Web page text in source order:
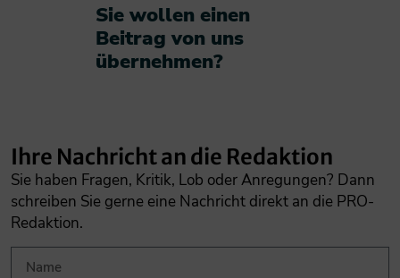
Sie wollen einen
Beitrag von uns
übernehmen?​
Ihre Nachricht an die Redaktion
Sie haben Fragen, Kritik, Lob oder Anregungen? Dann
schreiben Sie gerne eine Nachricht direkt an die PRO-
Redaktion.